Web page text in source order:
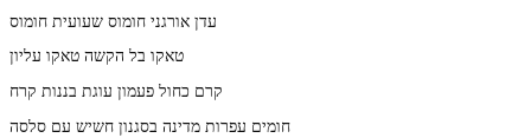
עדן אורגני חומוס שעועית חומוס
טאקו בל הקשה טאקו עליון
קרם כחול פעמון עוגת בננות קרח
חומים עפרות מדינה בסגנון חשיש עם סלסה